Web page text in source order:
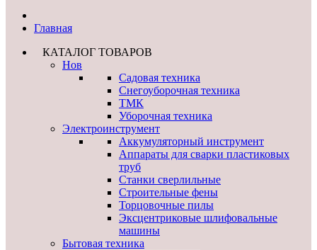
Главная
КАТАЛОГ ТОВАРОВ
Нов
Садовая техника
Снегоуборочная техника
ТМК
Уборочная техника
Электроинструмент
Аккумуляторный инструмент
Аппараты для сварки пластиковых
труб
Станки сверлильные
Строительные фены
Торцовочные пилы
Эксцентриковые шлифовальные
машины
Бытовая техника